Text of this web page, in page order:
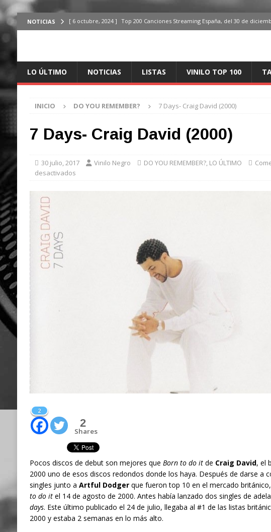
NOTICIAS [ 6 octubre, 2024 ] Top 200 Canciones Streaming España, del 30 de
ÚLTIMO
ÚLTIMO
LO ÚLTIMO NOTICIAS LISTAS VINILO TOP 100
INICIO DO YOU REMEMBER? 7 Days- Craig David (2000)
7 Days- Craig David (2000)
30 julio, 2017 Vinilo Negro DO YOU REMEMBER?, LO ÚLTIMO
desactivados
2
2
Shares
Pocos discos de debut son mejores que Born to do itde Craig David, el
2000 uno de esos discos redondos donde los haya. Después de darse a
singles junto a Artful Dodgerque fueron top 10 en el mercado británico,
to do itel 14 de agosto de 2000. Antes había lanzado dos singles de
days. Este último publicado el 24 de julio, llegaba al #1 de las listas
2000 y estaba 2 semanas en lo más alto.